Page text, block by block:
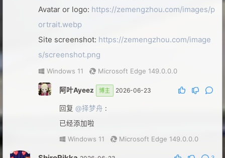
Avatar or logo: https://zemengzhou.com/images/p
ortrait.webp
Site screenshot: https://zemengzhou.com/image
s/screenshot.png
Windows 11 Microsoft Edge 149.0.0.0
阿叶Ayeez 博主 2026-06-23
回复 @择梦舟 :
已经添加啦
Windows 11
Microsoft Edge 149.0.0.0